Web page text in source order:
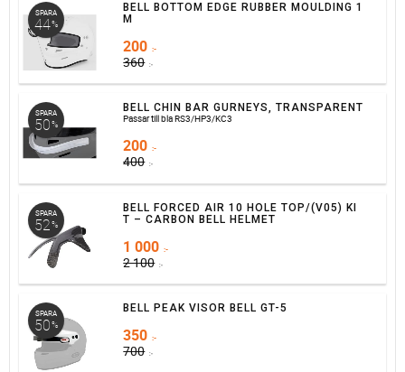
BELL BOTTOM EDGE RUBBER MOULDING 1
M
200 :-
360 :-
SPARA
44%
BELL CHIN BAR GURNEYS, TRANSPARENT
Passar till bla RS3/HP3/KC3
200 :-
400 :-
SPARA
50%
BELL FORCED AIR 10 HOLE TOP/(V05) KI
T – CARBON BELL HELMET
1 000 :-
2 100 :-
SPARA
52%
BELL PEAK VISOR BELL GT-5
350 :-
700 :-
SPARA
50%